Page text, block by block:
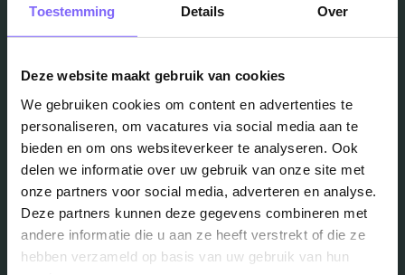
Toestemming Details Over
Deze website maakt gebruik van cookies
We gebruiken cookies om content en advertenties te
personaliseren, om vacatures via social media aan te
bieden en om ons websiteverkeer te analyseren. Ook
delen we informatie over uw gebruik van onze site met
onze partners voor social media, adverteren en analyse.
Deze partners kunnen deze gegevens combineren met
andere informatie die u aan ze heeft verstrekt of die ze
hebben verzameld op basis van uw gebruik van hun
Vacatures
in je mailbox?
Schrijf je in en we houden je op de hoogte
Job Alert instellen